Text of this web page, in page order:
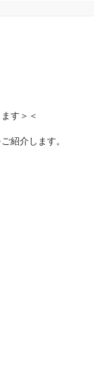
す＞＜
紹介します。